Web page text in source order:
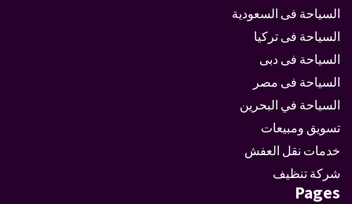
السياحة فى السعودية
السياحة فى تركيا
السياحة فى دبى
السياحة فى مصر
السياحة في البحرين
تسويق ومبيعات
خدمات نقل العفش
شركة تنظيف
Pages